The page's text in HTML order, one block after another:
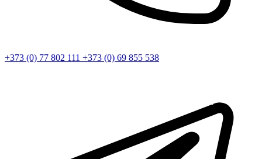
+373 (0) 77 802 111 +373 (0) 69 855 538